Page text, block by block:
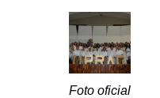
Foto oficial